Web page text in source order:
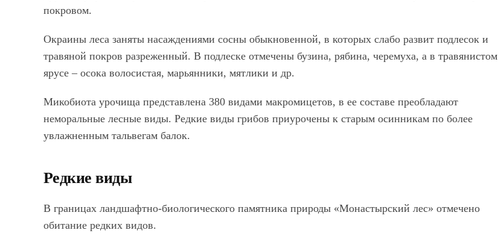
покровом.
Окраины леса заняты насаждениями сосны обыкновенной, в которых слабо развит подлесок и
травяной покров разреженный. В подлеске отмечены бузина, рябина, черемуха, а в травянистом
ярусе – осока волосистая, марьянники, мятлики и др.
Микобиота урочища представлена 380 видами макромицетов, в ее составе преобладают
неморальные лесные виды. Редкие виды грибов приурочены к старым осинникам по более
увлажненным тальвегам балок.
Редкие виды
В границах ландшафтно-биологического памятника природы «Монастырский лес» отмечено
обитание редких видов.